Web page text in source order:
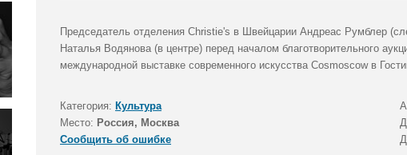
Председатель отделения Christie's в Швейцарии Андреас Румблер
Наталья Водянова (в центре) перед началом благотворительного
международной выставке современного искусства Cosmoscow в
Категория: Культура
Место: Россия, Москва
Сообщить об ошибке